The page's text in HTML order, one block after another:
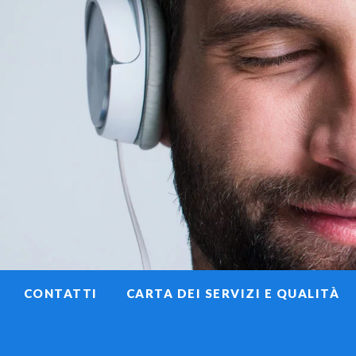
CONTATTI CARTA DEI SERVIZI E QUALITÀ